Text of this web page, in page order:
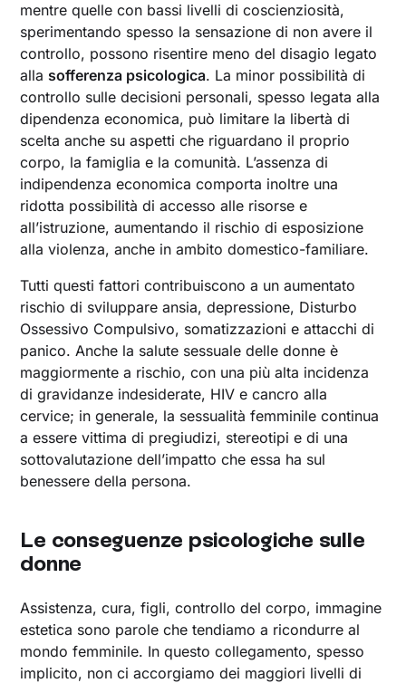
mentre quelle con bassi livelli di coscienziosità,
sperimentando spesso la sensazione di non avere il
controllo, possono risentire meno del disagio legato
alla sofferenza psicologica. La minor possibilità di
controllo sulle decisioni personali, spesso legata alla
dipendenza economica, può limitare la libertà di
scelta anche su aspetti che riguardano il proprio
corpo, la famiglia e la comunità. L’assenza di
indipendenza economica comporta inoltre una
ridotta possibilità di accesso alle risorse e
all’istruzione, aumentando il rischio di esposizione
alla violenza, anche in ambito domestico-familiare.
Tutti questi fattori contribuiscono a un aumentato
rischio di sviluppare ansia, depressione, Disturbo
Ossessivo Compulsivo, somatizzazioni e attacchi di
panico. Anche la salute sessuale delle donne è
maggiormente a rischio, con una più alta incidenza
di gravidanze indesiderate, HIV e cancro alla
cervice; in generale, la sessualità femminile continua
a essere vittima di pregiudizi, stereotipi e di una
sottovalutazione dell’impatto che essa ha sul
benessere della persona.
Le conseguenze psicologiche sulle
donne
Assistenza, cura, figli, controllo del corpo, immagine
estetica sono parole che tendiamo a ricondurre al
mondo femminile. In questo collegamento, spesso
implicito, non ci accorgiamo dei maggiori livelli di